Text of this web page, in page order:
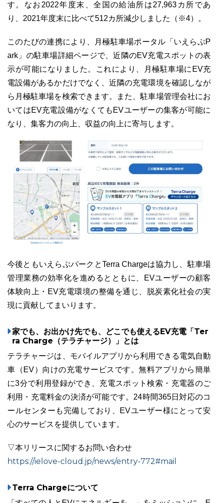
03-6689-1791
す。なお2022年度末、全国の給油所は27,963カ所であ
り、2021年度末に比べて512カ所減少しました（※4）。
このたびの連携により、月極駐車場ポータル「いえらぶP
ark」の駐車場詳細ページで、近隣のEV充電スポットの表
示が可能になりました。これにより、月極駐車場にEV充
電設備があるかだけでなく、近隣の充電環境を確認しなが
ら月極駐車場を検索できます。また、駐車場管理会社にお
いてはEV充電設備がなくてもEVユーザーの集客が可能に
なり、集客力の向上、収益の向上に寄与します。
今後ともいえらぶパークとTerra Chargeは協力し、駐車場
管理業務の効率化を進めるとともに、EVユーザーの顧客
体験向上・EV充電環境の整備を通じ、脱炭素化社会の実
現に貢献してまいります。
家でも、お出かけ先でも、どこでも使えるEV充電「Ter
ra Charge（テラチャージ）」とは
テラチャージは、モバイルアプリから利用できる電気自動
車（EV）向けの充電サービスです。無料アプリから簡単
に3分で利用登録ができ、充電スポット検索・充電器のご
利用・充電料金の決済が可能です。24時間365日対応のコ
ールセンターも完備しており、EVユーザー様にとって安
心のサービスを提供しています。
▽本リリースに関するお問い合わせ
https://ielove-cloud.jp/news/entry-772#mail
Terra Chargeについて